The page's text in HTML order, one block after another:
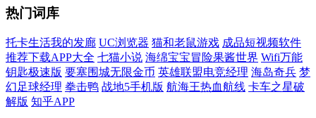
热门词库
托卡生活我的发廊 UC浏览器 猫和老鼠游戏 成品短视频软件
推荐下载APP大全 七猫小说 海绵宝宝冒险果酱世界 Wifi万能
钥匙极速版 要塞围城无限金币 英雄联盟电竞经理 海岛奇兵 梦
幻足球经理 拳击鸭 战地5手机版 航海王热血航线 卡车之星破
解版 知乎APP